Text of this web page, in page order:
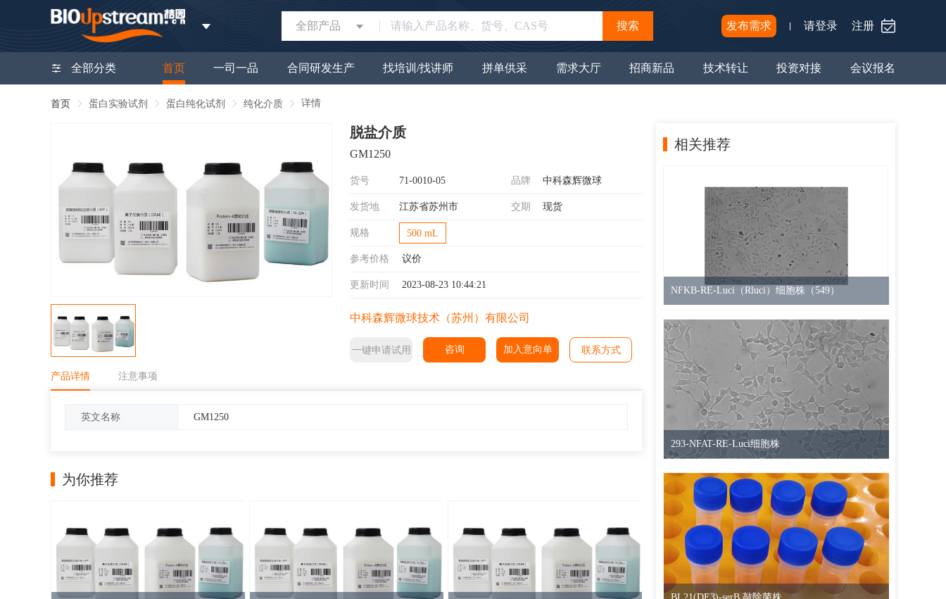
全部产品 搜索 发布需求 请登录 注册
全部分类 首页 一司一品 合同研发生产 找培训/找讲师 拼单供采 需求大厅 招商新品 技术转让 投资对接 会议报名
首页 蛋白实验试剂 蛋白纯化试剂 纯化介质 详情
脱盐介质
GM1250
货号 71-0010-05 品牌 中科森辉微球
发货地 江苏省苏州市 交期 现货
规格 500 mL
参考价格 议价
更新时间 2023-08-23 10:44:21
中科森辉微球技术（苏州）有限公司
一键申请试用 咨询 加入意向单 联系方式
产品详情 注意事项
英文名称 GM1250
为你推荐
相关推荐
NFKB-RE-Luci（Rluci）细胞株（549）
293-NFAT-RE-Luci细胞株